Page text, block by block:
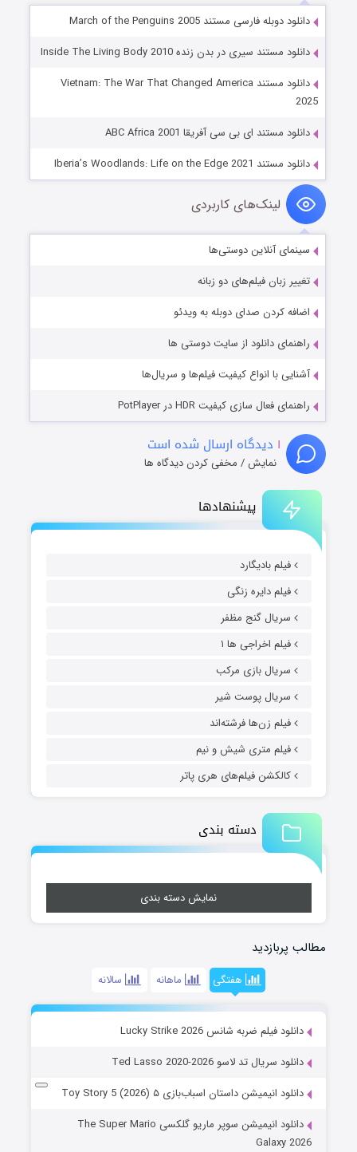
پیشنهادها
فیلم بادیگارد
فیلم دایره زنگی
سریال گنج مظفر
فیلم اخراجی ها ۱
سریال بازی مرکب
سریال پوست شیر
فیلم زن‌ها فرشته‌اند
فیلم متری شیش و نیم
کالکشن فیلم‌های هری پاتر
دسته بندی
نمایش دسته بندی
مطالب پربازدید
هفتگی ماهانه سالانه
دانلود فیلم ضربه شانس Lucky Strike 2026
دانلود سریال تد لاسو Ted Lasso 2020-2026
دانلود انیمیشن داستان اسباب‌بازی ۵ Toy Story 5 (2026)
دانلود انیمیشن سوپر ماریو گلکسی The Super Mario
Galaxy 2026
دانلود دوبله فارسی مستند March of the Penguins 2005
دانلود مستند سیری در بدن زنده Inside The Living Body 2010
دانلود مستند Vietnam: The War That Changed America
2025
دانلود مستند ای بی سی آفریقا ABC Africa 2001
دانلود مستند Iberia’s Woodlands: Life on the Edge 2021
لینک‌های کاربردی
سینمای آنلاین دوستی‌ها
تغییر زبان فیلم‌های دو زبانه
اضافه کردن صدای دوبله به ویدئو
راهنمای دانلود از سایت دوستی ها
آشنایی با انواع کیفیت فیلم‌ها و سریال‌ها
راهنمای فعال سازی کیفیت HDR در PotPlayer
۱ دیدگاه ارسال شده است
نمایش / مخفی کردن دیدگاه ها